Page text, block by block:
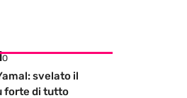
svelato il
forte di tutto